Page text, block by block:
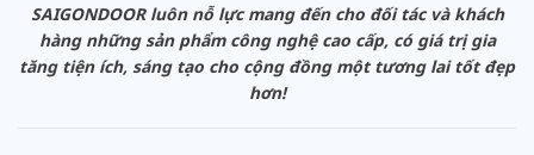
SAIGONDOOR luôn nỗ lực mang đến cho đối tác và khách
hàng những sản phẩm công nghệ cao cấp, có giá trị gia
tăng tiện ích, sáng tạo cho cộng đồng một tương lai tốt đẹp
hơn!